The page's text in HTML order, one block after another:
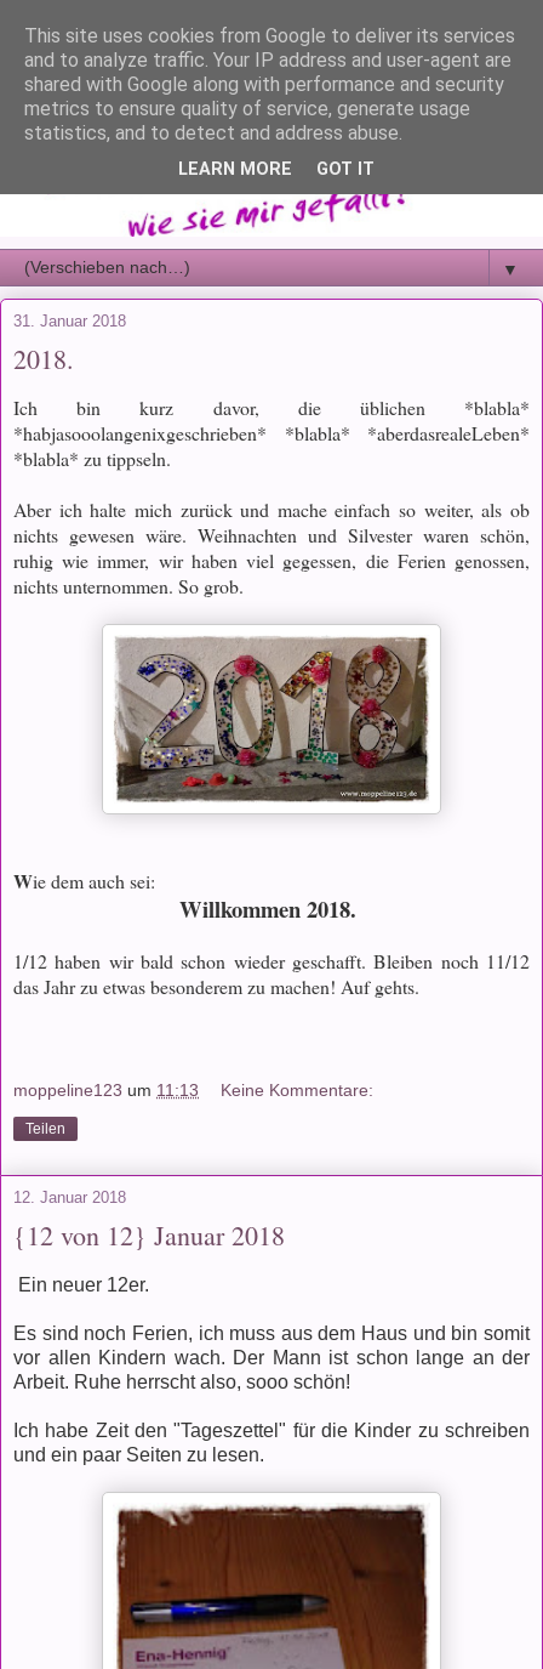
▼
31. Januar 2018
2018.
Ich bin kurz davor, die üblichen *blabla*
*habjasooolangenixgeschrieben* *blabla* *aberdasrealeLeben*
*blabla* zu tippseln.
Aber ich halte mich zurück und mache einfach so weiter, als ob
nichts gewesen wäre. Weihnachten und Silvester waren schön,
ruhig wie immer, wir haben viel gegessen, die Ferien genossen,
nichts unternommen. So grob.
Wie dem auch sei:
Willkommen 2018.
1/12 haben wir bald schon wieder geschafft. Bleiben noch 11/12
das Jahr zu etwas besonderem zu machen! Auf gehts.
moppeline123 um 11:13 Keine Kommentare:
Teilen
12. Januar 2018
{12 von 12} Januar 2018
Ein neuer 12er.
Es sind noch Ferien, ich muss aus dem Haus und bin somit
vor allen Kindern wach. Der Mann ist schon lange an der
Arbeit. Ruhe herrscht also, sooo schön!
Ich habe Zeit den "Tageszettel" für die Kinder zu schreiben
und ein paar Seiten zu lesen.
This site uses cookies from Google to deliver its services
and to analyze traffic. Your IP address and user-agent are
shared with Google along with performance and security
metrics to ensure quality of service, generate usage
statistics, and to detect and address abuse.
LEARN MORE GOT IT